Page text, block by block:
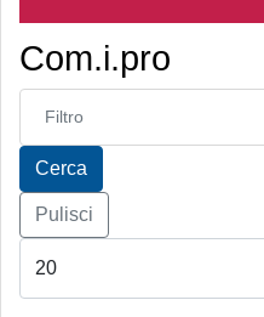
Com.i.pro
Inserisci parte del titolo
Cerca
Pulisci